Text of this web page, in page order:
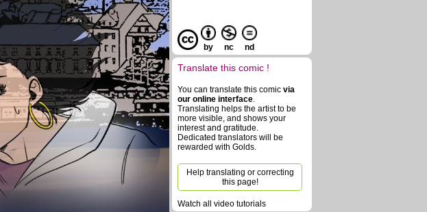
by nc nd
Translate this comic !
You can translate this comic via
our online interface.
Translating helps the artist to be
more visible, and shows your
interest and gratitude.
Dedicated translators will be
rewarded with Golds.
Help translating or correcting
this page!
Watch all video tutorials